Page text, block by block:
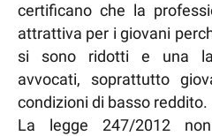
certificano che la
attrattiva per i giovani
si sono ridotti e una
avvocati, soprattutto
condizioni di basso reddito.
La legge 247/2012